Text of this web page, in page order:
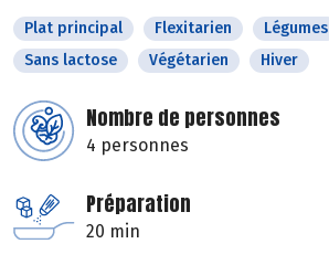
Plat principal Flexitarien Légumes
Sans lactose
Végétarien Hiver
Nombre de personnes
4 personnes
Préparation
20 min